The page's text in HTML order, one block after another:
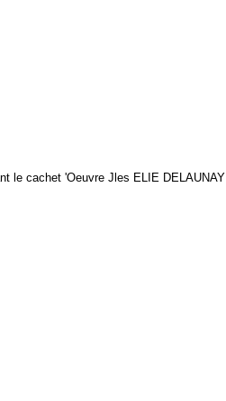
le cachet 'Oeuvre Jles ELIE DELAUNAY